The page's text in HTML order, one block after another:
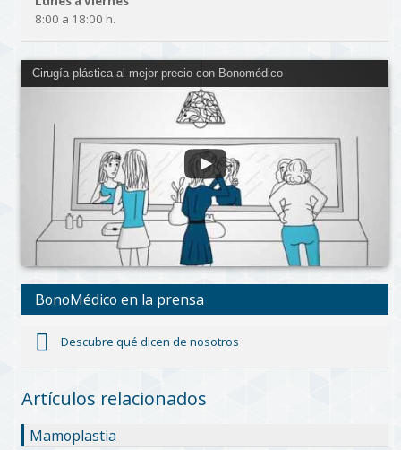
8:00 a 18:00 h.
Cirugía plástica al mejor precio con Bonomédico
BonoMédico en la prensa
Descubre qué dicen de nosotros
Artículos relacionados
Mamoplastia